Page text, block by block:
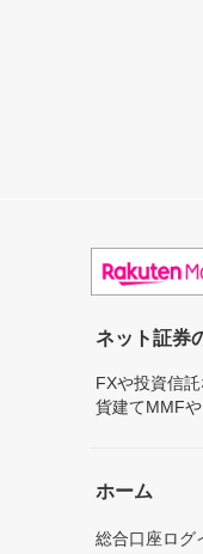
ネット証券
FXや投資信
貨建てMMF
ホーム
総合口座ログ